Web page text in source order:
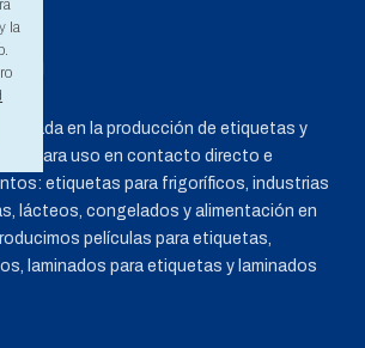
en la producción de etiquetas y
para uso en contacto directo e
etiquetas para frigoríficos, industrias
lácteos, congelados y alimentación en
películas para etiquetas,
laminados para etiquetas y laminados
la